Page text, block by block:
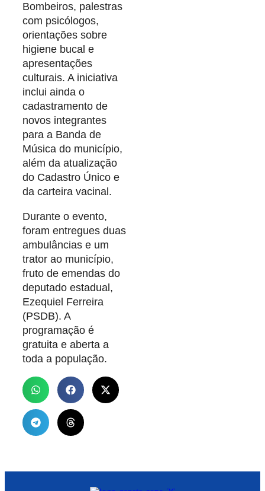
Bombeiros, palestras
com psicólogos,
orientações sobre
higiene bucal e
apresentações
culturais. A iniciativa
inclui ainda o
cadastramento de
novos integrantes
para a Banda de
Música do município,
além da atualização
do Cadastro Único e
da carteira vacinal.
Durante o evento,
foram entregues duas
ambulâncias e um
trator ao município,
fruto de emendas do
deputado estadual,
Ezequiel Ferreira
(PSDB). A
programação é
gratuita e aberta a
toda a população.